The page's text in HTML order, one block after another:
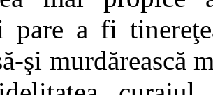
pare a fi
şi murdărească